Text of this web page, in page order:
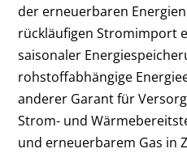
der erneuerbaren
rückläufigen Stromimport
saisonaler
rohstoffabhängige
anderer Garant für
Strom- und
und erneuerbarem Gas in